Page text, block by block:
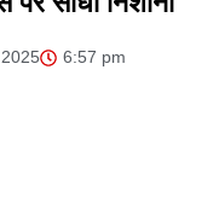
6:57 pm